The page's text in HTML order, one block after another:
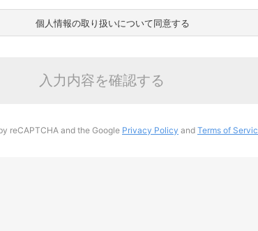
個人情報の取り扱いについて同意する
入力内容を確認する
reCAPTCHA and the Google Privacy Policy and Terms of